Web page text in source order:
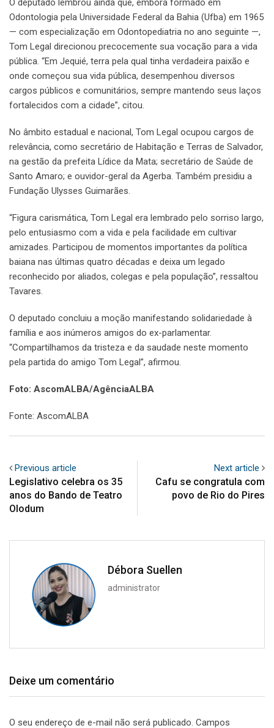
O deputado lembrou ainda que, embora formado em
Odontologia pela Universidade Federal da Bahia (Ufba) em 1965
— com especialização em Odontopediatria no ano seguinte —,
Tom Legal direcionou precocemente sua vocação para a vida
pública. “Em Jequié, terra pela qual tinha verdadeira paixão e
onde começou sua vida pública, desempenhou diversos
cargos públicos e comunitários, sempre mantendo seus laços
fortalecidos com a cidade”, citou.
No âmbito estadual e nacional, Tom Legal ocupou cargos de
relevância, como secretário de Habitação e Terras de Salvador,
na gestão da prefeita Lídice da Mata; secretário de Saúde de
Santo Amaro; e ouvidor-geral da Agerba. Também presidiu a
Fundação Ulysses Guimarães.
“Figura carismática, Tom Legal era lembrado pelo sorriso largo,
pelo entusiasmo com a vida e pela facilidade em cultivar
amizades. Participou de momentos importantes da política
baiana nas últimas quatro décadas e deixa um legado
reconhecido por aliados, colegas e pela população”, ressaltou
Tavares.
O deputado concluiu a moção manifestando solidariedade à
família e aos inúmeros amigos do ex-parlamentar.
“Compartilhamos da tristeza e da saudade neste momento
pela partida do amigo Tom Legal”, afirmou.
Foto: AscomALBA/AgênciaALBA
Fonte: AscomALBA
Previous article
Legislativo celebra os 35
anos do Bando de Teatro
Olodum
Next article
Cafu se congratula com
povo de Rio do Pires
Débora Suellen
administrator
Deixe um comentário
O seu endereço de e-mail não será publicado. Campos